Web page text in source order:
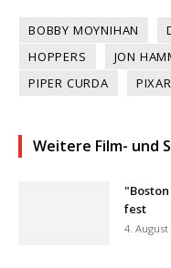
BOBBY MOYNIHAN
HOPPERS
JON
PIPER CURDA
PIXAR
Weitere Film- und
fest
4. August